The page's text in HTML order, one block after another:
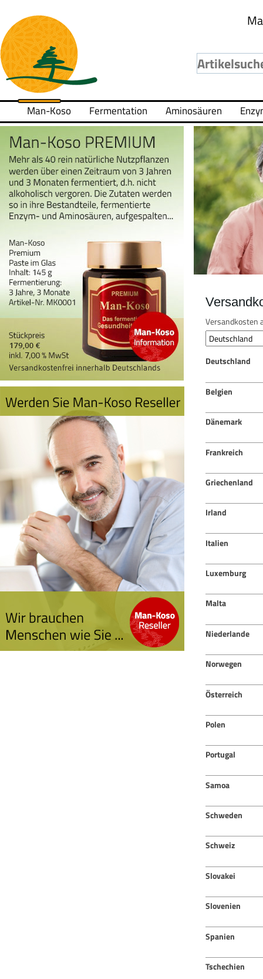
Man-Koso Fermentation Aminosäuren
Versandkosten
Deutschland
Belgien
Dänemark
Frankreich
Griechenland
Irland
Italien
Luxemburg
Malta
Niederlande
Norwegen
Österreich
Polen
Portugal
Samoa
Schweden
Schweiz
Slovakei
Slovenien
Spanien
Tschechien